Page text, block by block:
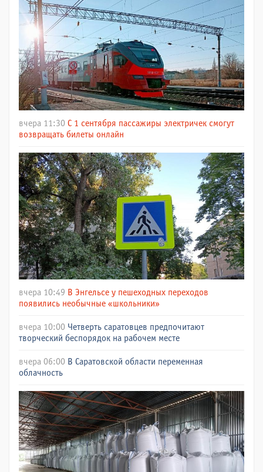
вчера 11:30 С 1 сентября пассажиры электричек смогут
возвращать билеты онлайн
вчера 10:49 В Энгельсе у пешеходных переходов
появились необычные «школьники»
вчера 10:00 Четверть саратовцев предпочитают
творческий беспорядок на рабочем месте
вчера 06:00 В Саратовской области переменная
облачность